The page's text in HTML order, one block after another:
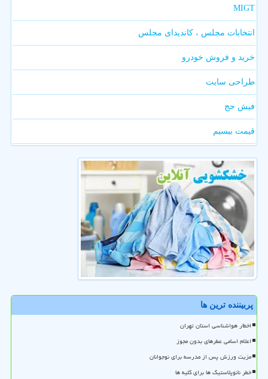
MIGT
انتخابات مجلس ، کاندیدای مجلس
خرید و فروش خودرو
طراحی سایت
فیش حج
قیمت بیسیم
پربیننده ترین ها
اخطار هواشناسی استان تهران
اعلام اسامی عطرهای بدون مجوز
مزیت ورزش پس از مدرسه برای نوجوانان
خطر نانوپلاستیک ها برای کلیه ها